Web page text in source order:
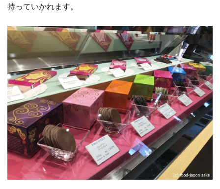
持っていかれます。